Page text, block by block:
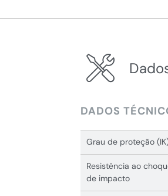
DADOS
Grau de proteção
Resistência ao
de impacto